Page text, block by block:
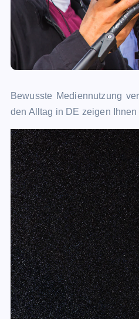
Bewusste Mediennutzung
den Alltag in DE zeigen Ihnen